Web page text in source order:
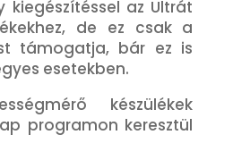
az Ultrát
de ez csak a
támogatja, bár ez is
esetekben.
készülékek
programon keresztül